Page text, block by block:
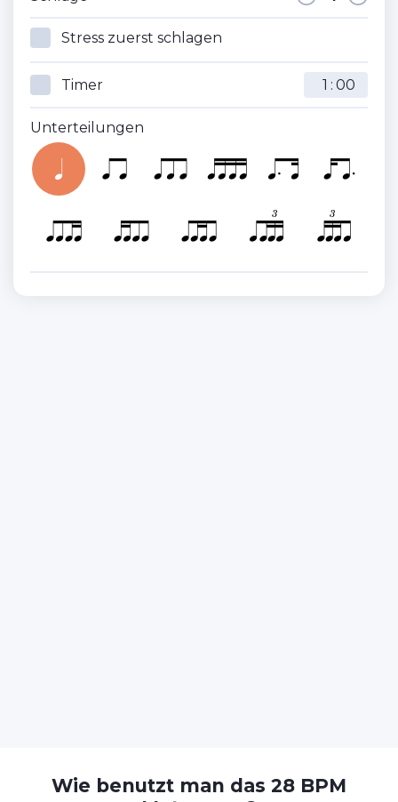
Stress zuerst schlagen
Timer :
Unterteilungen
Wie benutzt man das 28 BPM